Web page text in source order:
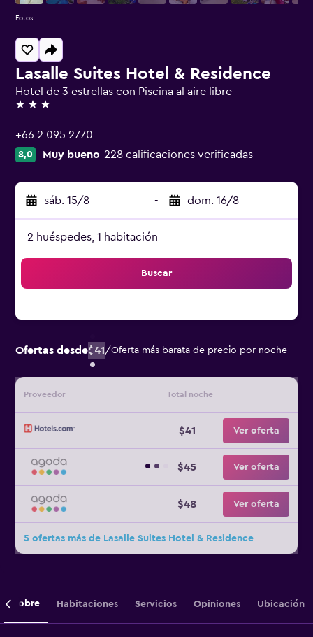
Lasalle Suites Hotel & Residence
Hotel de 3 estrellas con Piscina al aire libre
3 estrellas
+66 2 095 2770
8,0 Muy bueno 228 calificaciones verificadas
sáb. 15/8 - dom. 16/8
2 huéspedes, 1 habitación
Buscar
Ofertas desde$41/Oferta más barata de precio por noche
Proveedor Total noche
$41 Ver oferta
$45 Ver oferta
$48 Ver oferta
5 ofertas más de Lasalle Suites Hotel & Residence
Fotos
Sobre Habitaciones Servicios Opiniones Ubicación